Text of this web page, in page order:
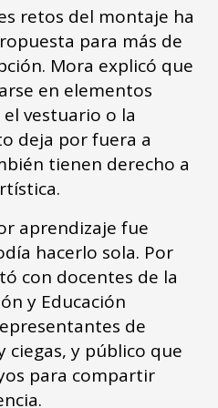
retos del montaje ha
para más de
Mora explicó que
en elementos
vestuario o la
deja por fuera a
tienen derecho a
aprendizaje fue
hacerlo sola. Por
con docentes de la
y Educación
de
ciegas, y público que
para compartir